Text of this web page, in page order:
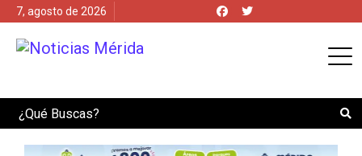
7, agosto de 2026
Search